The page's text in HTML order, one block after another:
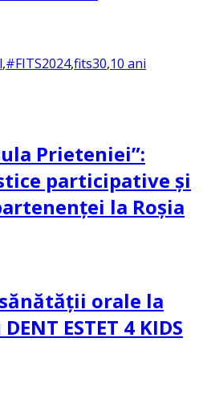
,#FITS2024,fits30,10 ani
Prieteniei”:
participative și
la Roșia
orale la
ESTET 4 KIDS